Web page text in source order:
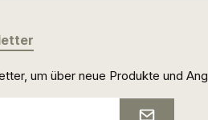
um über neue Produkte und